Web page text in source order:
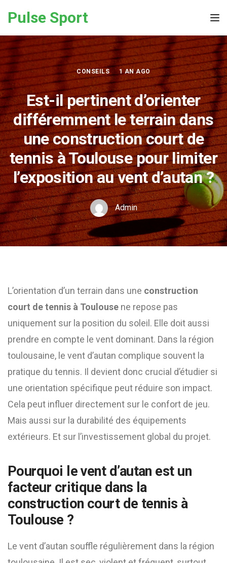
Pulse Sport
CONSEILS 1 AN AGO
Est-il pertinent d’orienter
différemment le terrain dans
une construction court de
tennis à Toulouse pour limiter
l’exposition au vent d’autan ?
Admin
L’orientation d’un terrain dans une construction
court de tennis à Toulouse ne repose pas
uniquement sur la position du soleil. Elle doit aussi
prendre en compte le vent dominant. Dans la région
toulousaine, le vent d’autan complique souvent la
pratique du tennis. Il devient donc crucial d’étudier si
une orientation spécifique peut réduire son impact.
Cela peut influer directement sur le confort de jeu.
Mais aussi sur la durabilité des équipements
extérieurs. Et sur l’investissement global du projet.
Pourquoi le vent d’autan est un
facteur critique dans la
construction court de tennis à
Toulouse ?
Le vent d’autan souffle régulièrement dans la région